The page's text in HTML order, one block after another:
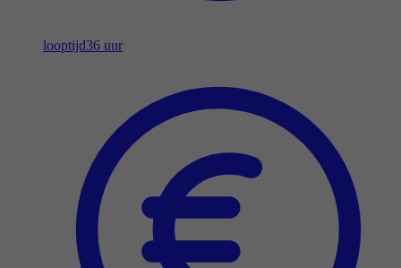
looptijd36 uur